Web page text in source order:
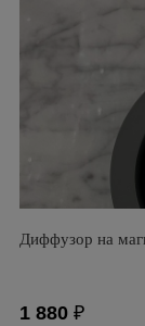
Диффузор на
1 880 ₽